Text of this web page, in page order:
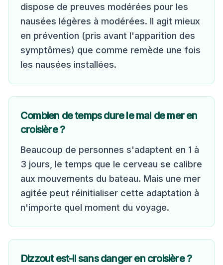
dispose de preuves modérées pour les
nausées légères à modérées. Il agit mieux
en prévention (pris avant l'apparition des
symptômes) que comme remède une fois
les nausées installées.
Combien de temps dure le mal de mer en
croisière ?
Beaucoup de personnes s'adaptent en 1 à
3 jours, le temps que le cerveau se calibre
aux mouvements du bateau. Mais une mer
agitée peut réinitialiser cette adaptation à
n'importe quel moment du voyage.
Dizzout est-il sans danger en croisière ?